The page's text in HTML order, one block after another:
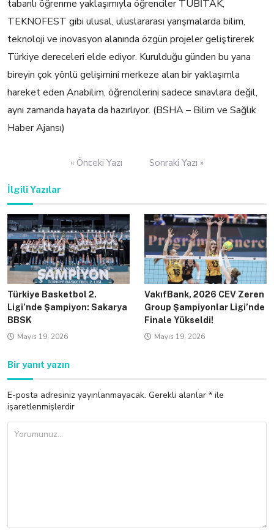
tabanlı öğrenme yaklaşımıyla öğrenciler TÜBİTAK,
TEKNOFEST gibi ulusal, uluslararası yarışmalarda bilim,
teknoloji ve inovasyon alanında özgün projeler geliştirerek
Türkiye dereceleri elde ediyor. Kurulduğu günden bu yana
bireyin çok yönlü gelişimini merkeze alan bir yaklaşımla
hareket eden Anabilim, öğrencilerini sadece sınavlara değil,
aynı zamanda hayata da hazırlıyor. (BSHA – Bilim ve Sağlık
Haber Ajansı)
« Önceki Yazı Sonraki Yazı »
İlgili Yazılar
Türkiye Basketbol 2.
Ligi’nde Şampiyon: Sakarya
BBSK
Mayıs 19, 2026
VakıfBank, 2026 CEV Zeren
Group Şampiyonlar Ligi’nde
Finale Yükseldi!
Mayıs 19, 2026
Bir yanıt yazın
E-posta adresiniz yayınlanmayacak. Gerekli alanlar * ile
işaretlenmişlerdir